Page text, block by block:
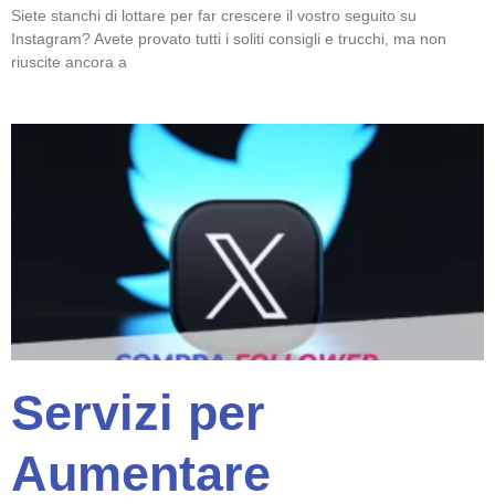
Siete stanchi di lottare per far crescere il vostro seguito su
Instagram? Avete provato tutti i soliti consigli e trucchi, ma non
riuscite ancora a
Servizi per
Aumentare